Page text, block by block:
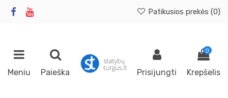
Patikusios prekės (0)
Meniu Paieška Prisijungti
0
Krepšelis